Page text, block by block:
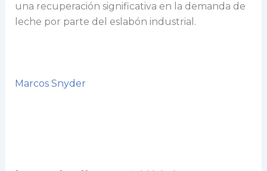
una recuperación significativa en la demanda de
leche por parte del eslabón industrial.
Marcos Snyder